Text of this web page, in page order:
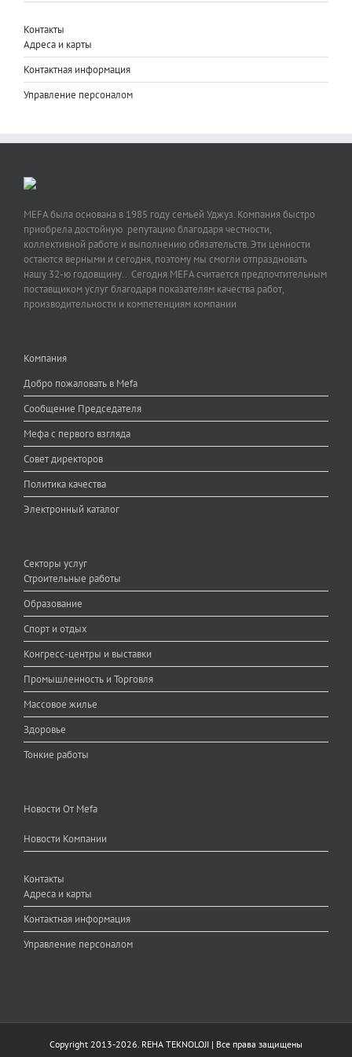
Контакты
Адреса и карты
Контактная информация
Управление персоналом
MEFA была основана в 1985 году семьей Уджуз. Компания быстро
приобрела достойную репутацию благодаря честности,
коллективной работе и выполнению обязательств. Эти ценности
остаются верными и сегодня, поэтому мы смогли отпраздновать
нашу 32-ю годовщину.. Сегодня MEFA считается предпочтительным
поставщиком услуг благодаря показателям качества работ,
производительности и компетенциям компании
Компания
Добро пожаловать в Mefa
Сообщение Председателя
Мефа с первого взгляда
Совет директоров
Политика качества
Электронный каталог
Секторы услуг
Строительные работы
Образование
Спорт и отдых
Конгресс-центры и выставки
Промышленность и Торговля
Массовое жилье
Здоровье
Тонкие работы
Новости От Mefa
Новости Компании
Контакты
Адреса и карты
Контактная информация
Управление персоналом
Copyright 2013-2026. REHA TEKNOLOJI | Все права защищены